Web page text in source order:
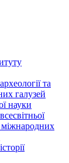
та
галузей
науки
міжнародних